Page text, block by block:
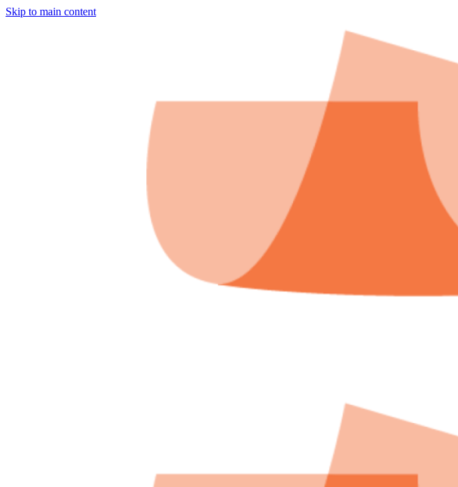
Skip to main content